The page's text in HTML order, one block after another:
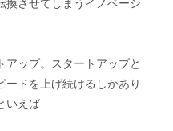
換させてしまうイノベーシ
ップ。スタートアップと
ードを上げ続けるしかあり
いえば